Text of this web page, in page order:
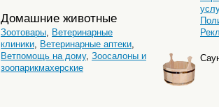
Домашние животные
Зоотовары, Ветеринарные
клиники, Ветеринарные аптеки,
Ветпомощь на дому, Зоосалоны и
зоопарикмахерские